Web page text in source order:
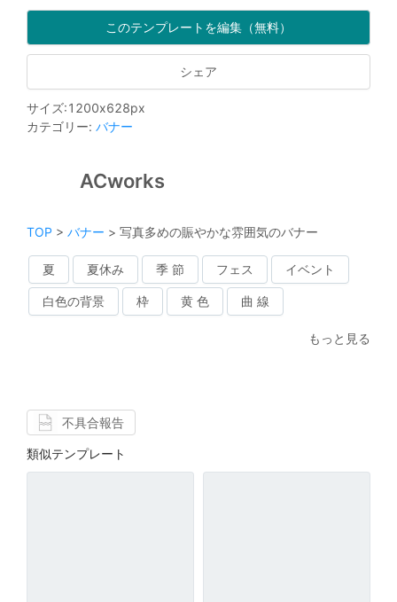
このテンプレートを編集（無料）
シェア
サイズ:1200x628px
カテゴリー: バナー
ACworks
TOP > バナー > 写真多めの賑やかな雰囲気のバナー
夏 夏休み 季 節 フェス イベント
白色の背景 枠 黄 色 曲 線
もっと見る
不具合報告
類似テンプレート